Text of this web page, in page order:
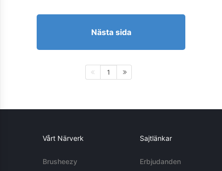
Nästa sida
1
Vårt Närverk
Brusheezy
Sajtlänkar
Erbjudanden